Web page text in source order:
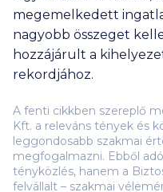
megemelkedett
nagyobb összeget
hozzájárult a
rekordjához.
A fenti cikkben szereplő
Kft. a releváns tények és
leggondosabb szakmai
megfogalmazni. Ebből
tényközlés, hanem a
felvállalt – szakmai